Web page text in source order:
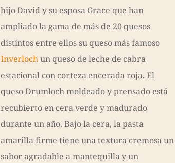
hijo David y su esposa Grace que han
ampliado la gama de más de 20 quesos
distintos entre ellos su queso más famoso
Inverlochun queso de leche de cabra
estacional con corteza encerada roja. El
queso Drumloch moldeado y prensado está
recubierto en cera verde y madurado
durante un año. Bajo la cera, la pasta
amarilla firme tiene una textura cremosa un
sabor agradable a mantequilla y un